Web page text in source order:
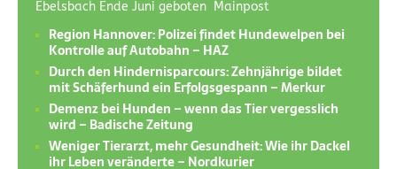
Ebelsbach Ende Juni geboten Mainpost
Region Hannover: Polizei findet Hundewelpen bei
Kontrolle auf Autobahn – HAZ
Durch den Hindernisparcours: Zehnjährige bildet
mit Schäferhund ein Erfolgsgespann – Merkur
Demenz bei Hunden – wenn das Tier vergesslich
wird – Badische Zeitung
Weniger Tierarzt, mehr Gesundheit: Wie ihr Dackel
ihr Leben veränderte – Nordkurier